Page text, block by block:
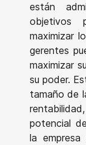
están
objetivos
maximizar
gerentes
maximizar
su poder.
tamaño de
potencial
la